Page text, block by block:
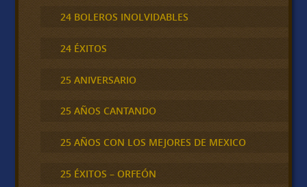
24 BOLEROS INOLVIDABLES
24 ÉXITOS
25 ANIVERSARIO
25 AÑOS CANTANDO
25 AÑOS CON LOS MEJORES DE MEXICO
25 ÉXITOS – ORFEÓN